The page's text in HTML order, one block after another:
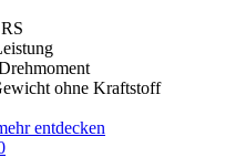
ohne Kraftstoff
entdecken